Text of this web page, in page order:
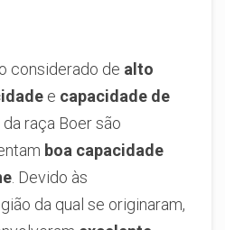
considerado de alto
e capacidade de
da raça Boer são
boa capacidade
. Devido às
da qual se originaram,